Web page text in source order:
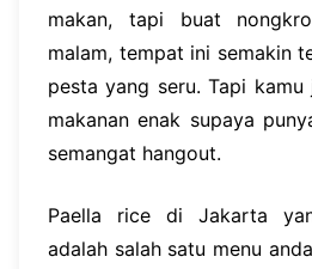
makan, tapi buat
malam, tempat ini semakin
pesta yang seru. Tapi kamu
makanan enak supaya
semangat hangout.
Paella rice di Jakarta
adalah salah satu menu